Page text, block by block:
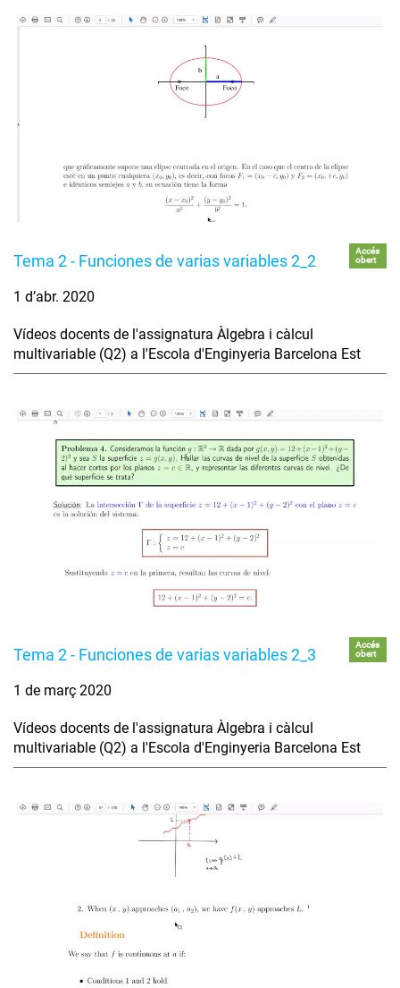
Tema 2 - Funciones de varias variables 2_2
Accés
obert
1 d’abr. 2020
Vídeos docents de l'assignatura Àlgebra i càlcul
multivariable (Q2) a l'Escola d'Enginyeria Barcelona Est
Tema 2 - Funciones de varias variables 2_3
Accés
obert
1 de març 2020
Vídeos docents de l'assignatura Àlgebra i càlcul
multivariable (Q2) a l'Escola d'Enginyeria Barcelona Est